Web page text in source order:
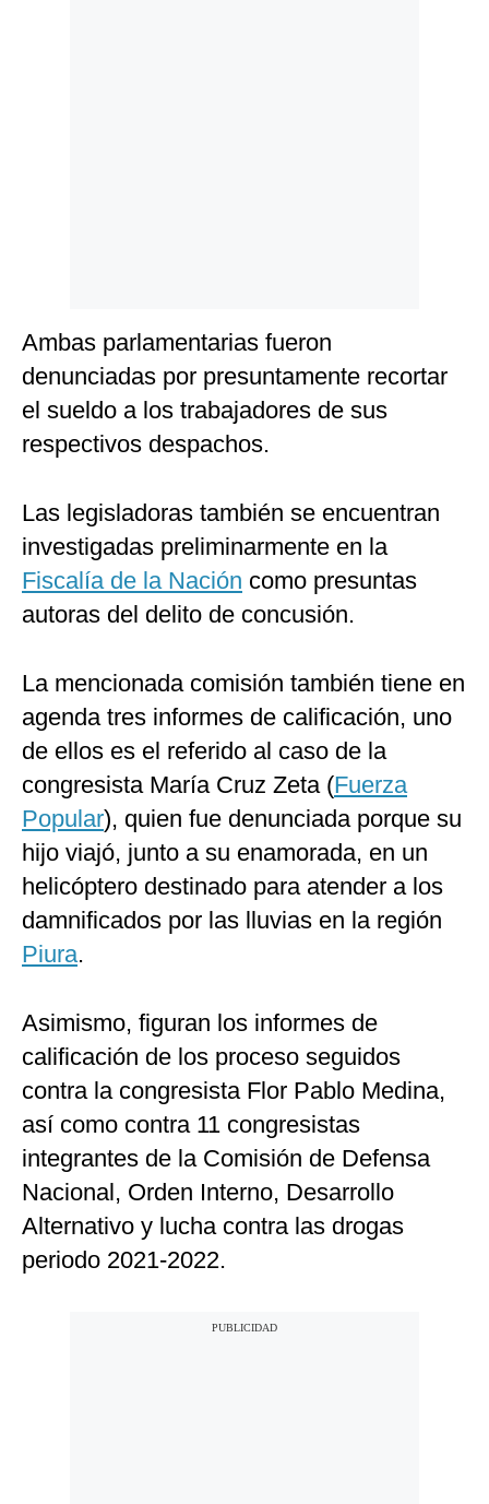
Ambas parlamentarias fueron
denunciadas por presuntamente recortar
el sueldo a los trabajadores de sus
respectivos despachos.
Las legisladoras también se encuentran
investigadas preliminarmente en la
Fiscalía de la Nación como presuntas
autoras del delito de concusión.
La mencionada comisión también tiene en
agenda tres informes de calificación, uno
de ellos es el referido al caso de la
congresista María Cruz Zeta (Fuerza
Popular), quien fue denunciada porque su
hijo viajó, junto a su enamorada, en un
helicóptero destinado para atender a los
damnificados por las lluvias en la región
Piura.
Asimismo, figuran los informes de
calificación de los proceso seguidos
contra la congresista Flor Pablo Medina,
así como contra 11 congresistas
integrantes de la Comisión de Defensa
Nacional, Orden Interno, Desarrollo
Alternativo y lucha contra las drogas
periodo 2021-2022.